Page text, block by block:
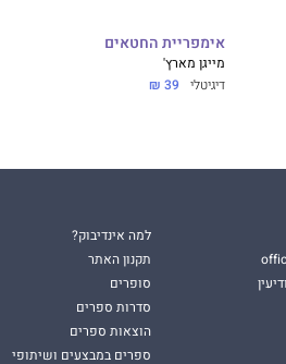
אימפריית החטאים
מייגן מארץ'
דיגיטלי 39 ₪
למה אינדיבוק?
תקנון האתר
סופרים
סדרות ספרים
הוצאות ספרים
ספרים במבצעים ושיתופי